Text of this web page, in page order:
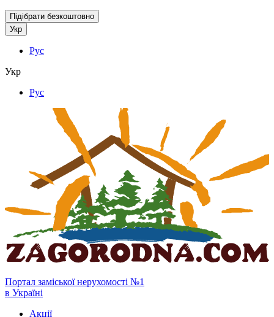
Підібрати безкоштовно
Укр
Рус
Укр
Рус
Портал заміської нерухомості №1
в Україні
Акції